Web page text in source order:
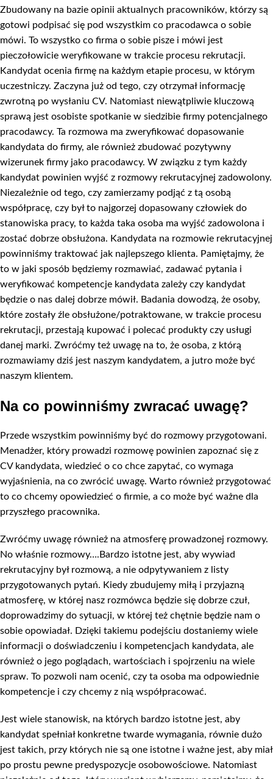
Zbudowany na bazie opinii aktualnych pracowników, którzy są
gotowi podpisać się pod wszystkim co pracodawca o sobie
mówi. To wszystko co firma o sobie pisze i mówi jest
pieczołowicie weryfikowane w trakcie procesu rekrutacji.
Kandydat ocenia firmę na każdym etapie procesu, w którym
uczestniczy. Zaczyna już od tego, czy otrzymał informację
zwrotną po wysłaniu CV. Natomiast niewątpliwie kluczową
sprawą jest osobiste spotkanie w siedzibie firmy potencjalnego
pracodawcy. Ta rozmowa ma zweryfikować dopasowanie
kandydata do firmy, ale również zbudować pozytywny
wizerunek firmy jako pracodawcy. W związku z tym każdy
kandydat powinien wyjść z rozmowy rekrutacyjnej zadowolony.
Niezależnie od tego, czy zamierzamy podjąć z tą osobą
współpracę, czy był to najgorzej dopasowany człowiek do
stanowiska pracy, to każda taka osoba ma wyjść zadowolona i
zostać dobrze obsłużona. Kandydata na rozmowie rekrutacyjnej
powinniśmy traktować jak najlepszego klienta. Pamiętajmy, że
to w jaki sposób będziemy rozmawiać, zadawać pytania i
weryfikować kompetencje kandydata zależy czy kandydat
będzie o nas dalej dobrze mówił. Badania dowodzą, że osoby,
które zostały źle obsłużone/potraktowane, w trakcie procesu
rekrutacji, przestają kupować i polecać produkty czy usługi
danej marki. Zwróćmy też uwagę na to, że osoba, z którą
rozmawiamy dziś jest naszym kandydatem, a jutro może być
naszym klientem.
Na co powinniśmy zwracać uwagę?
Przede wszystkim powinniśmy być do rozmowy przygotowani.
Menadżer, który prowadzi rozmowę powinien zapoznać się z
CV kandydata, wiedzieć o co chce zapytać, co wymaga
wyjaśnienia, na co zwrócić uwagę. Warto również przygotować
to co chcemy opowiedzieć o firmie, a co może być ważne dla
przyszłego pracownika.
Zwróćmy uwagę również na atmosferę prowadzonej rozmowy.
No właśnie rozmowy….Bardzo istotne jest, aby wywiad
rekrutacyjny był rozmową, a nie odpytywaniem z listy
przygotowanych pytań. Kiedy zbudujemy miłą i przyjazną
atmosferę, w której nasz rozmówca będzie się dobrze czuł,
doprowadzimy do sytuacji, w której też chętnie będzie nam o
sobie opowiadał. Dzięki takiemu podejściu dostaniemy wiele
informacji o doświadczeniu i kompetencjach kandydata, ale
również o jego poglądach, wartościach i spojrzeniu na wiele
spraw. To pozwoli nam ocenić, czy ta osoba ma odpowiednie
kompetencje i czy chcemy z nią współpracować.
Jest wiele stanowisk, na których bardzo istotne jest, aby
kandydat spełniał konkretne twarde wymagania, równie dużo
jest takich, przy których nie są one istotne i ważne jest, aby miał
po prostu pewne predyspozycje osobowościowe. Natomiast